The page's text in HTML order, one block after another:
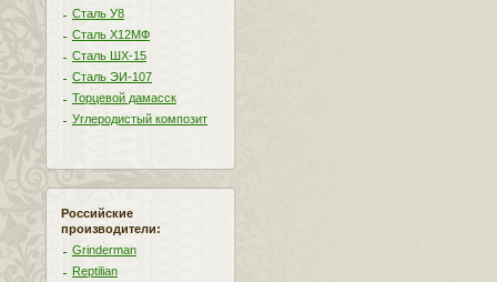
Сталь У8
Сталь Х12МФ
Сталь ШХ-15
Сталь ЭИ-107
Торцевой дамасск
Углеродистый композит
Российские
производители:
Grinderman
Reptilian